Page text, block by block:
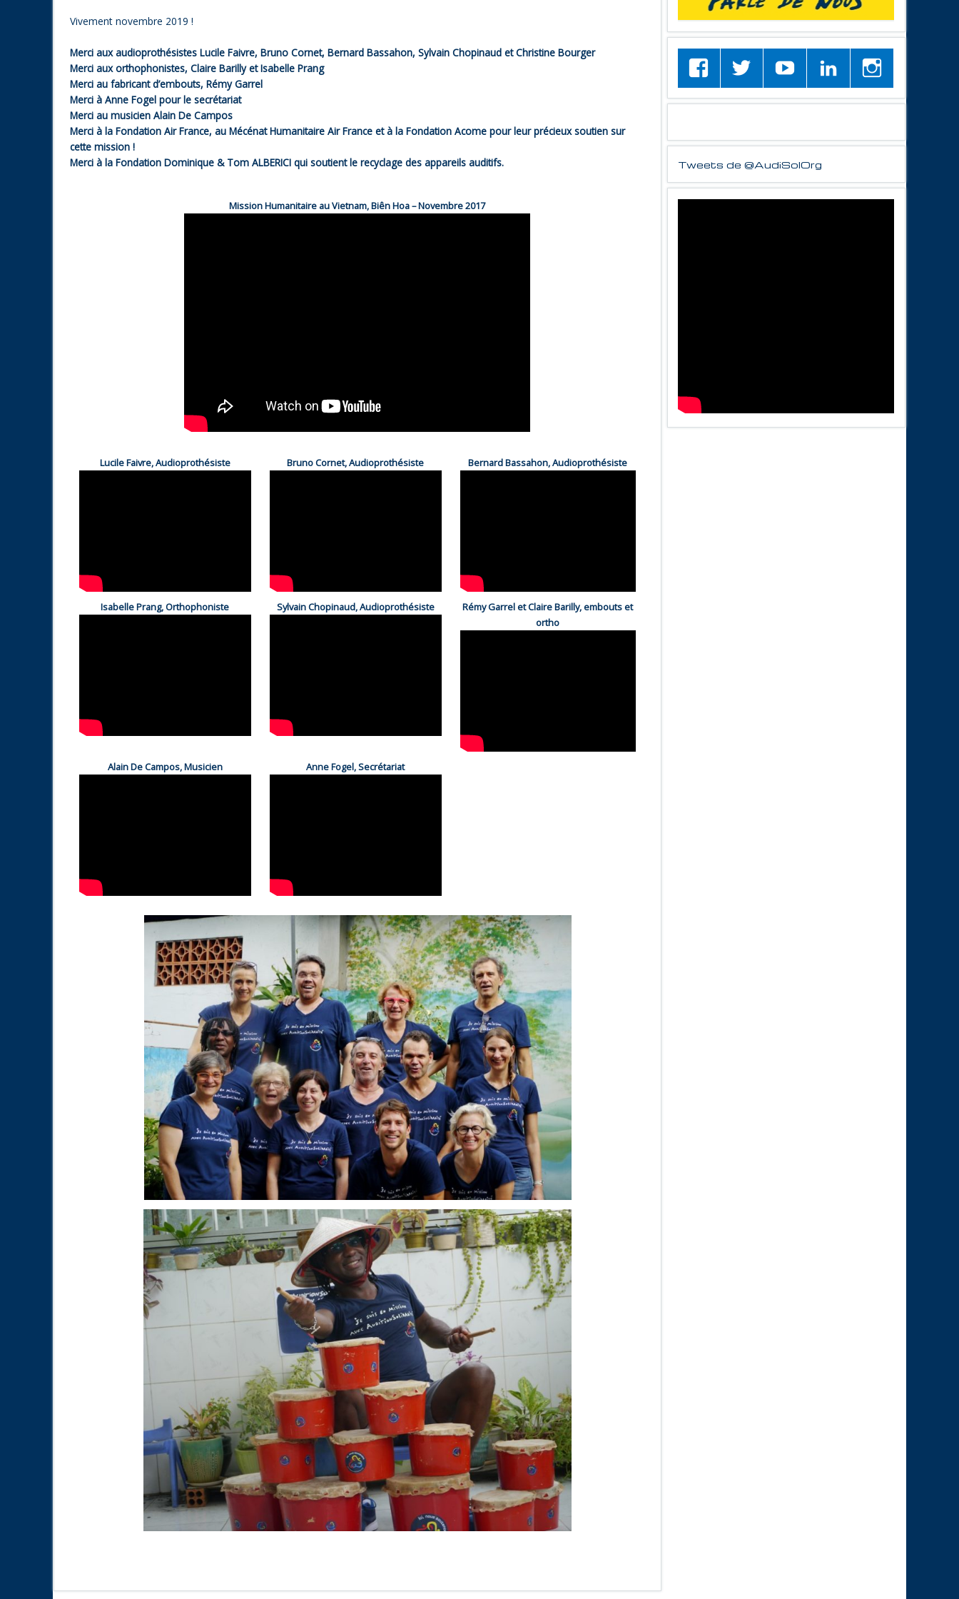
Vivement novembre 2019 !
Merci aux audioprothésistes Lucile Faivre, Bruno Cornet, Bernard Bassahon, Sylvain Chopinaud et Christine Bourger
Merci aux orthophonistes, Claire Barilly et Isabelle Prang
Merci au fabricant d’embouts, Rémy Garrel
Merci à Anne Fogel pour le secrétariat
Merci au musicien Alain De Campos
Merci à la Fondation Air France, au Mécénat Humanitaire Air France et à la Fondation Acome pour leur précieux soutien sur
cette mission !
Merci à la Fondation Dominique & Tom ALBERICI qui soutient le recyclage des appareils auditifs.
Mission Humanitaire au Vietnam, Biên Hoa – Novembre 2017
Lucile Faivre, Audioprothésiste Bruno Cornet, Audioprothésiste Bernard Bassahon, Audioprothésiste
Isabelle Prang, Orthophoniste Sylvain Chopinaud, Audioprothésiste
Rémy Garrel et Claire Barilly, embouts et
ortho
Alain De Campos, Musicien Anne Fogel,Secrétariat
Tweets de @AudiSolOrg